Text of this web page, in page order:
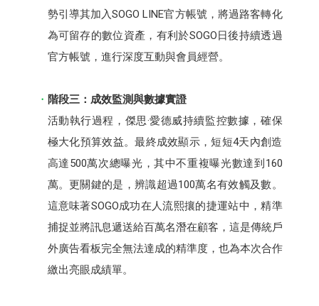
勢引導其加入SOGO LINE官方帳號，將過路客轉化
為可留存的數位資產，有利於SOGO日後持續透過
官方帳號，進行深度互動與會員經營。
階段三：成效監測與數據實證
活動執行過程，傑思·愛德威持續監控數據，確保
極大化預算效益。最終成效顯示，短短4天內創造
高達500萬次總曝光，其中不重複曝光數達到160
萬。更關鍵的是，辨識超過100萬名有效觸及數。
這意味著SOGO成功在人流熙攘的捷運站中，精準
捕捉並將訊息遞送給百萬名潛在顧客，這是傳統戶
外廣告看板完全無法達成的精準度，也為本次合作
繳出亮眼成績單。